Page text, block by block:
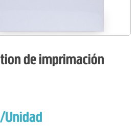
de imprimación
/Unidad